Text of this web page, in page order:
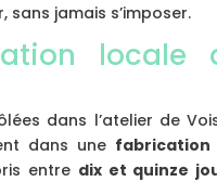
sans jamais s’imposer.
dans l’atelier de
dans une
entre dix et quinze